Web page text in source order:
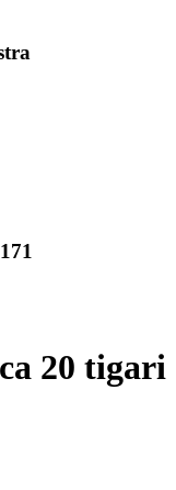
20 tigari